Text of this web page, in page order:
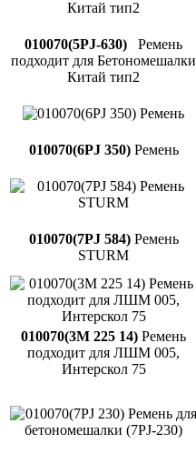
010070(5PJ-630) Ремень
подходит для Бетономешалки
Китай тип2
010070(6PJ 350)Ремень
010070(7PJ 584)Ремень
STURM
010070(3M 225 14) Ремень
подходит для ЛШМ 005,
Интерскол 75